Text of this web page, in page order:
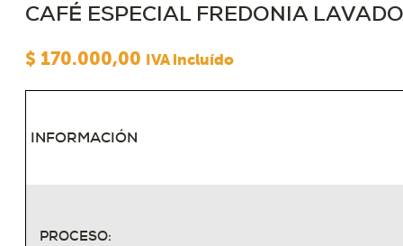
CAFÉ ESPECIAL FREDONIA
$ 170.000,00 IVA incluído
INFORMACIÓN
PROCESO: